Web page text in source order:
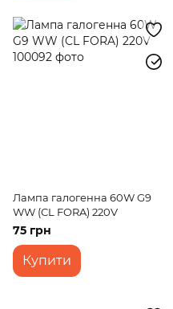
Лампа галогенна 60W G9
WW (CL FORA) 220V
75 грн
Купити